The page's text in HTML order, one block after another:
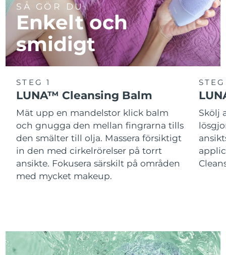
SÅ GÖR DU
Enkelt och
smidigt
STEG 1
LUNA™ Cleansing Balm
Mät upp en mandelstor klick balm
och gnugga den mellan fingrarna tills
den smälter till olja. Massera försiktigt
in den med cirkelrörelser på torrt
ansikte. Fokusera särskilt på områden
med mycket makeup.
Skölj